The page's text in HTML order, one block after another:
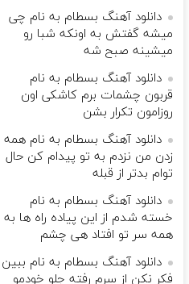
دانلود آهنگ بسطام به نام چی
میشه گفتش به اونکه شبا رو
میشینه صبح شه
دانلود آهنگ بسطام به نام
قربون چشمات برم کاشکی اون
روزامون تکرار بشن
دانلود آهنگ بسطام به نام همه
زدن من نزدم به تو پیدام کن حال
توام بدتر از قبله
دانلود آهنگ بسطام به نام
خسته شدم از این پیاده راه ها به
همه سر تو افتاد هی چشم
دانلود آهنگ بسطام به نام ببین
فکر نکن از سرم رفته جلو خودمو